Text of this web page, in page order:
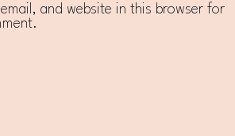
and website in this browser for